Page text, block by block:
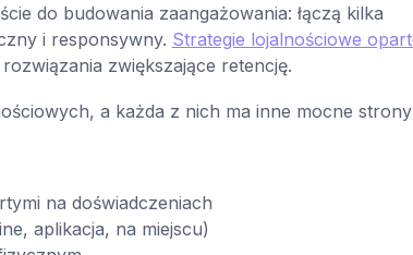
do budowania zaangażowania: łączą kilka
i responsywny. Strategie lojalnościowe
zwiększające retencję.
a każda z nich ma inne mocne
na doświadczeniach
aplikacja, na miejscu)